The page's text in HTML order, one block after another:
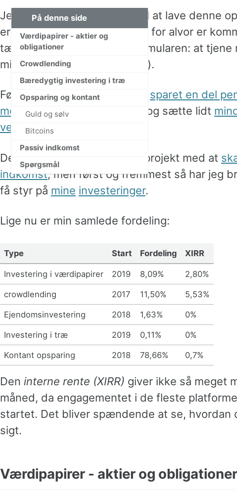
På denne side
Værdipapirer - aktier og
obligationer
Crowdlending
Bæredygtig investering i træ
Opsparing og kontant
Guld og sølv
Bitcoins
Passiv indkomst
Spørgsmål
Jeg har virkelig glædet mig til at lave denne
er første opdatering efter jeg for alvor er
tænke mere over rigdomsformularen: at tjene
mindre og investere (klogere).
Først og fremmest så har jeg sparet en del
melde mig ud af Folkekirken
og sætte lidt
ved mine forsikringer
Desuden satte jeg gang i et projekt med at
indkomst, men først og fremmest så har jeg
få styr på mine investeringer.
Lige nu er min samlede fordeling:
Type Start Fordeling XIRR
Investering i værdipapirer 2019 8,09% 2,80%
crowdlending 2017 11,50% 5,53%
Ejendomsinvestering 2018 1,63% 0%
Investering i træ 2019 0,11% 0%
Kontant opsparing 2018 78,66% 0,7%
Den interne rente (XIRR) giver ikke så meget
måned, da engagementet i de fleste
startet. Det bliver spændende at se, hvordan
sigt.
Værdipapirer - aktier og obligationer